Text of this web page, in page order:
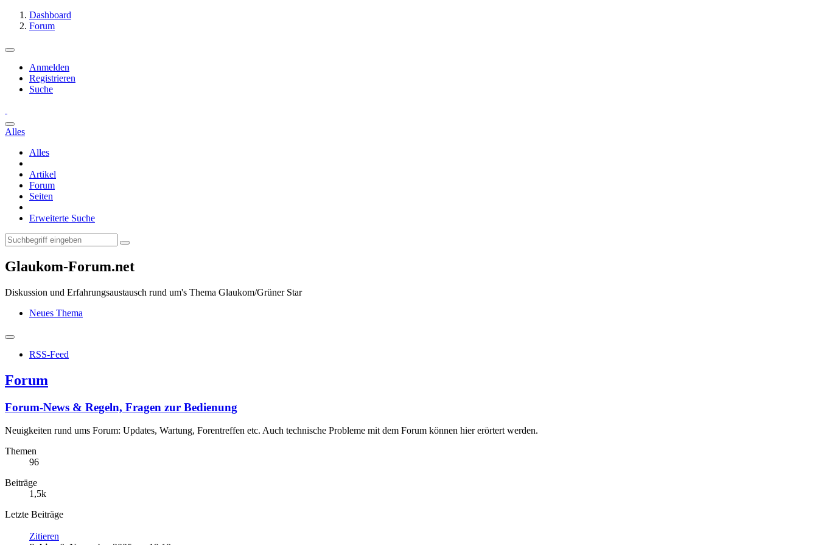
Dashboard
Forum
Anmelden
Registrieren
Suche
Alles
Alles
Artikel
Forum
Seiten
Erweiterte Suche
Glaukom-Forum.net
Diskussion und Erfahrungsaustausch rund um's Thema Glaukom/Grüner Star
Neues Thema
RSS-Feed
Forum
Forum-News & Regeln, Fragen zur Bedienung
Neuigkeiten rund ums Forum: Updates, Wartung, Forentreffen etc. Auch technische Probleme mit dem Forum können hier erörtert werden.
Themen
96
Beiträge
1,5k
Letzte Beiträge
Zitieren